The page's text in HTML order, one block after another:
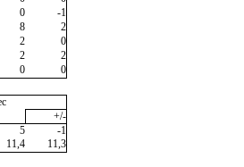
0
-1
8
2
2
0
2
2
0
0
+/-
5
-1
11,4
11,3